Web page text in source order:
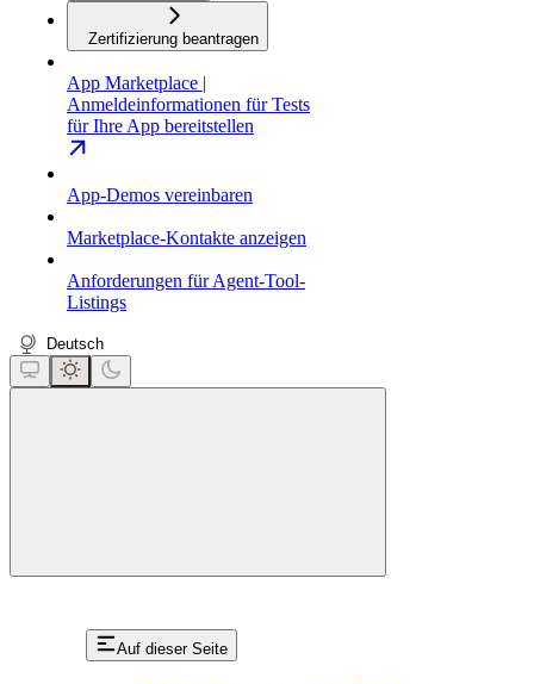
Zertifizierung beantragen
App Marketplace |
Anmeldeinformationen für Tests
für Ihre App bereitstellen
App-Demos vereinbaren
Marketplace-Kontakte anzeigen
Anforderungen für Agent-Tool-
Listings
Deutsch
Auf dieser Seite